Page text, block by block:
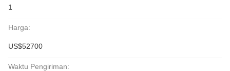
1
Harga:
US$52700
Waktu Pengiriman: